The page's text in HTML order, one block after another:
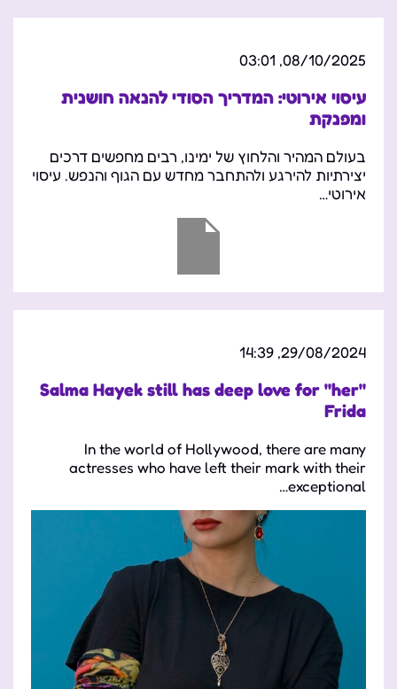
08/10/2025, 03:01
עיסוי אירוטי: המדריך הסודי להנאה חושנית
ומפנקת
בעולם המהיר והלחוץ של ימינו, רבים מחפשים דרכים
יצירתיות להירגע ולהתחבר מחדש עם הגוף והנפש. עיסוי
אירוטי…
29/08/2024, 14:39
Salma Hayek still has deep love for "her"
Frida
In the world of Hollywood, there are many
actresses who have left their mark with their
exceptional…